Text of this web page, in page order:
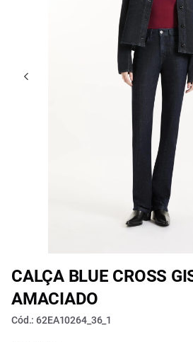
CALÇA BLUE CROSS
AMACIADO
Cód.: 62EA10264_36_1